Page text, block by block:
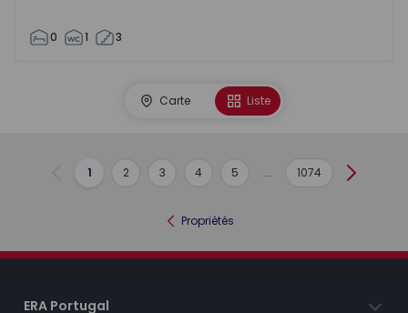
0 1 3
Carte Liste
Précédent
1 2 3 4 5 ... 1074 Suivant
Propriétés
ERA Portugal